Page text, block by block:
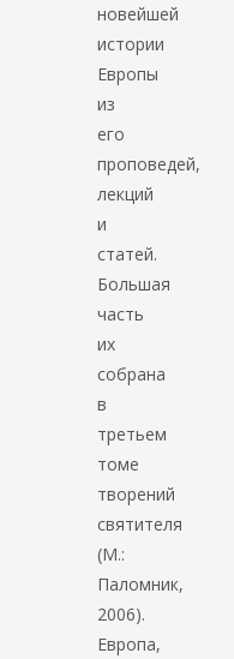
новейшей
истории
Европы
из
его
проповедей,
лекций
и
статей.
Большая
часть
их
собрана
в
третьем
томе
творений
святителя
(М.:
Паломник,
2006).
Европа,